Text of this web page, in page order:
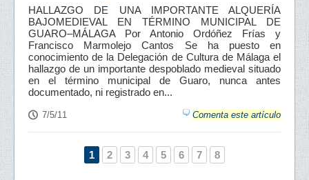
HALLAZGO DE UNA IMPORTANTE ALQUERÍA
BAJOMEDIEVAL EN TÉRMINO MUNICIPAL DE
GUARO–MÁLAGA Por Antonio Ordóñez Frías y
Francisco Marmolejo Cantos Se ha puesto en
conocimiento de la Delegación de Cultura de Málaga el
hallazgo de un importante despoblado medieval situado
en el término municipal de Guaro, nunca antes
documentado, ni registrado en...
7/5/11 Comenta este artículo
1 2 3 4 5 6 7 8